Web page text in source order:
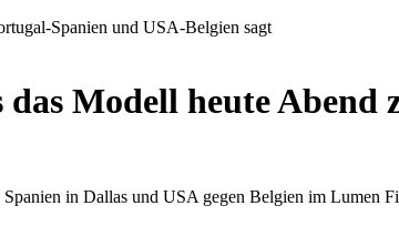
Spanien und USA-Belgien sagt
Modell heute Abend
in Dallas und USA gegen Belgien im Lumen